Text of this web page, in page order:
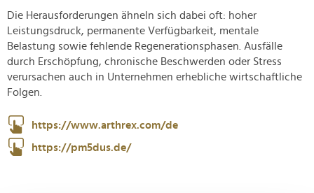
Die Herausforderungen ähneln sich dabei oft: hoher
Leistungsdruck, permanente Verfügbarkeit, mentale
Belastung sowie fehlende Regenerationsphasen. Ausfälle
durch Erschöpfung, chronische Beschwerden oder Stress
verursachen auch in Unternehmen erhebliche wirtschaftliche
Folgen.
https://www.arthrex.com/de
https://pm5dus.de/